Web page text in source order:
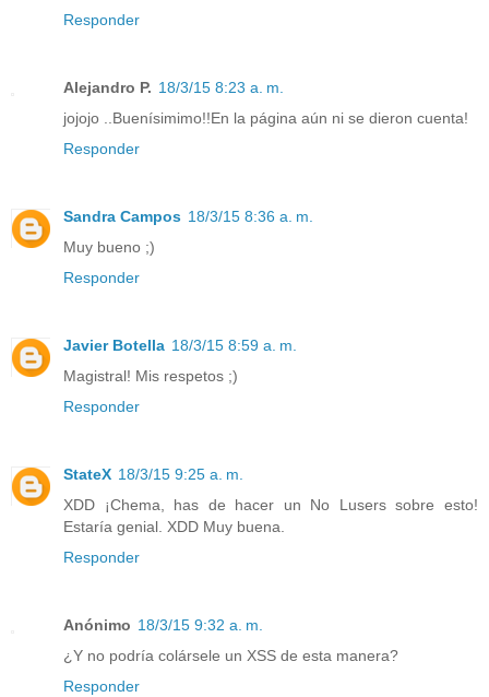
Responder
Alejandro P. 18/3/15 8:23 a. m.
jojojo ..Buenísimimo!!En la página aún ni se dieron cuenta!
Responder
Sandra Campos 18/3/15 8:36 a. m.
Muy bueno ;)
Responder
Javier Botella 18/3/15 8:59 a. m.
Magistral! Mis respetos ;)
Responder
StateX 18/3/15 9:25 a. m.
XDD ¡Chema, has de hacer un No Lusers sobre esto!
Estaría genial. XDD Muy buena.
Responder
Anónimo 18/3/15 9:32 a. m.
¿Y no podría colársele un XSS de esta manera?
Responder